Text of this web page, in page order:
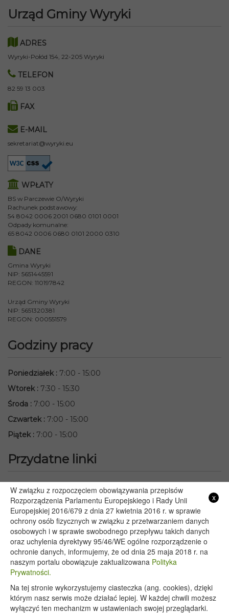
Urząd Gminy Wyryki
ADRES
Wyryki-Połód 154, 22-205 Wyryki
TELEFON
82 59 13 003
FAX
E-MAIL
sekretariat@wyryki.eu
WPŁATY
BS w Parczewie O/Wyryki
Rachunek podstawowy:
54 8042 0006 2001 0680 0101 0001
Odpady komunalne:
65 8042 0006 0680 0101 2000 0310
DANE
Gmina Wyryki
NIP: 5651445591
REGON: 110197842
Urząd Gminy Wyryki
NIP: 5651320381
REGON: 000551579
Godziny pracy
Poniedziałek: 7:00 - 15:00
Wtorek: 7:30 - 15:30
Środa : 7:00 - 15:00
Czwartek: 7:00 - 15:00
Piątek: 7:00 - 15:00
Przydatne linki
Starostwo Powiatowe we Włodawie
Lubelski Urząd Wojewódzki w Lublinie
Urząd Marszałkowski Województwa Lubelskiego w Lublinie
Serwis Rzeczypospolitej Polskiej
PGE – Planowane wyłączenia prądu
Poczta E-mail
Copyright 2020@ - Urząd Gminy Wyryki
x
W związku z rozpoczęciem obowiązywania przepisów
Rozporządzenia Parlamentu Europejskiego i Rady Unii
Europejskiej 2016/679 z dnia 27 kwietnia 2016 r. w sprawie
ochrony osób fizycznych w związku z przetwarzaniem danych
osobowych i w sprawie swobodnego przepływu takich danych
oraz uchylenia dyrektywy 95/46/WE ogólne rozporządzenie o
ochronie danych, informujemy, że od dnia 25 maja 2018 r. na
naszym portalu obowiązuje zaktualizowana Polityka
Prywatności.
Na tej stronie wykorzystujemy ciasteczka (ang. cookies), dzięki
którym nasz serwis może działać lepiej. W każdej chwili możesz
wyłączyć ten mechanizm w ustawieniach swojej przeglądarki.